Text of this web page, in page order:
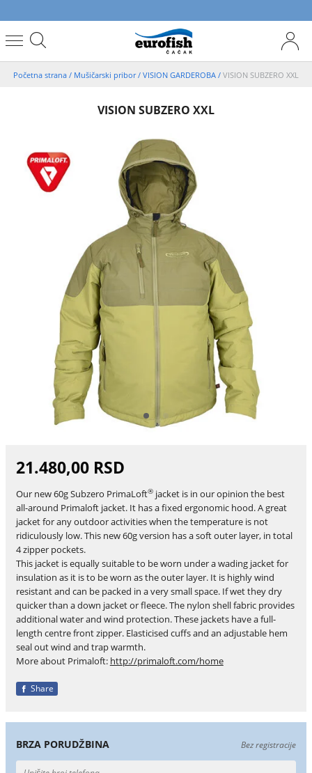
Početna strana / Mušičarski pribor/ VISION GARDEROBA / VISION SUBZERO XXL
VISION SUBZERO XXL
21.480,00 RSD
Our new 60g Subzero PrimaLoft®jacket is in our opinion the best
all-around Primaloft jacket. It has a fixed ergonomic hood. A great
jacket for any outdoor activities when the temperature is not
ridiculously low. This new 60g version has a soft outer layer, in total
4 zipper pockets.
This jacket is equally suitable to be worn under a wading jacket for
insulation as it is to be worn as the outer layer. It is highly wind
resistant and can be packed in a very small space. If wet they dry
quicker than a down jacket or fleece. The nylon shell fabric provides
additional water and wind protection. These jackets have a full-
length centre front zipper. Elasticised cuffs and an adjustable hem
seal out wind and trap warmth.
More about Primaloft: http://primaloft.com/home
Share
BRZA PORUDŽBINA Bez registracije